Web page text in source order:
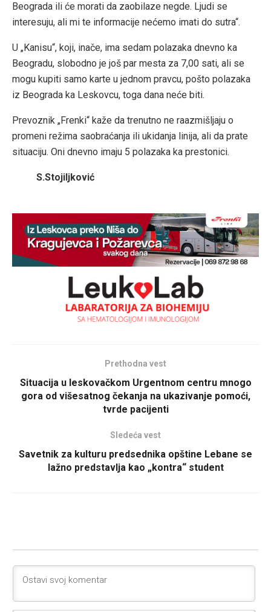
Beograda ili će morati da zaobilaze negde. Ljudi se
interesuju, ali mi te informacije nećemo imati do sutra“.
U „Kanisu“, koji, inače, ima sedam polazaka dnevno ka
Beogradu, slobodno je još par mesta za 7,00 sati, ali se
mogu kupiti samo karte u jednom pravcu, pošto polazaka
iz Beograda ka Leskovcu, toga dana neće biti.
Prevoznik „Frenki“ kaže da trenutno ne raazmišljaju o
promeni režima saobraćanja ili ukidanja linija, ali da prate
situaciju. Oni dnevno imaju 5 polazaka ka prestonici.
S.Stojiljković
Prethodna vest
Situacija u leskovačkom Urgentnom centru mnogo
gora od višesatnog čekanja na ukazivanje pomoći,
tvrde pacijenti
Sledeća vest
Savetnik za kulturu predsednika opštine Lebane se
lažno predstavlja kao „kontra“ student